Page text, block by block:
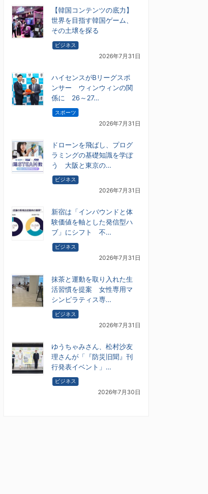
【韓国コンテンツの底力】
世界を目指す韓国ゲーム、
その土壌を探る
ビジネス
2026年7月31日
ハイセンスがBリーグスポ
ンサー ウィンウィンの関
係に 26～27…
スポーツ
2026年7月31日
ドローンを飛ばし、プログ
ラミングの基礎知識を学ぼ
う 大阪と東京の…
ビジネス
2026年7月31日
新宿は「インバウンドと体
験価値を軸とした発信型ハ
ブ」にシフト 不…
ビジネス
2026年7月31日
抹茶と運動を取り入れた生
活習慣を提案 女性専用マ
シンピラティス専…
ビジネス
2026年7月31日
ゆうちゃみさん、松村沙友
理さんが「『防災旧聞』刊
行発表イベント」…
ビジネス
2026年7月30日